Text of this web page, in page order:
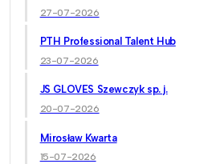
27-07-2026
PTH Professional Talent Hub
23-07-2026
JS GLOVES Szewczyk sp. j.
20-07-2026
Mirosław Kwarta
15-07-2026